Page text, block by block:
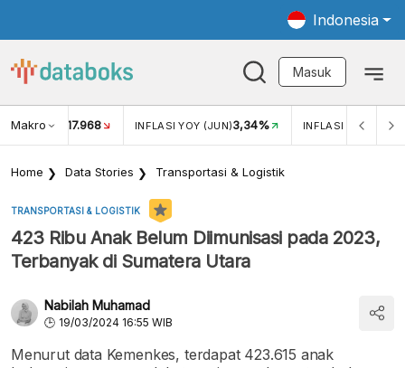
Indonesia
Masuk
Makro
USD/IDR 17.968 INFLASI YOY (JUN)3,34% INFLASI MOM
Home Data Stories Transportasi & Logistik
TRANSPORTASI & LOGISTIK
423 Ribu Anak Belum Diimunisasi pada 2023,
Terbanyak di Sumatera Utara
Nabilah Muhamad
19/03/2024 16:55 WIB
Menurut data Kemenkes, terdapat 423.615 anak